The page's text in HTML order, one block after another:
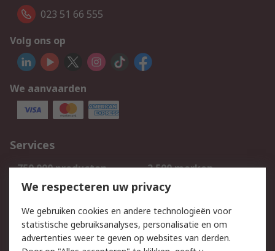
023 51 66 555
Volg ons op
We aanvaarden
Services
750.000 producten
2.500 merken
Bestellen
Inkoopoplossingen
Track & Trace
We respecteren uw privacy
We gebruiken cookies en andere technologieën voor
statistische gebruiksanalyses, personalisatie en om
advertenties weer te geven op websites van derden.